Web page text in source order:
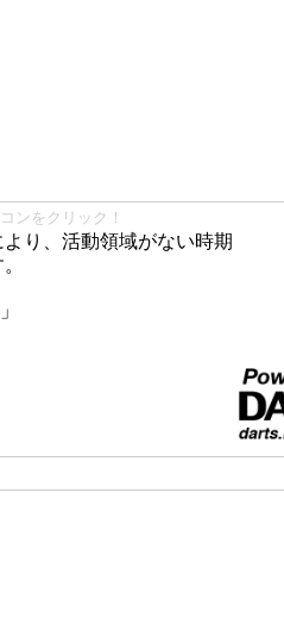
ンをクリック！
り、活動領域がない時期